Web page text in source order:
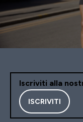
Iscriviti alla
ISCRIVITI